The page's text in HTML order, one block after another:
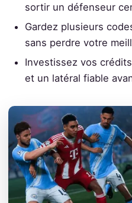
sortir un défenseur
Gardez plusieurs
sans perdre votre
Investissez vos
et un latéral fiable